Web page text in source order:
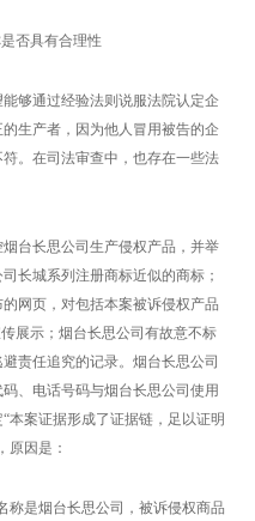
否具有合理性
够通过经验法则说服法院认定企
生产者，因为他人冒用被告的企
。在司法审查中，也存在一些法
台长思公司生产侵权产品，并举
长城系列注册商标近似的商标；
网页，对包括本案被诉侵权产品
展示；烟台长思公司有故意不标
责任追究的记录。烟台长思公司
、电话号码与烟台长思公司使用
本案证据形成了证据链，足以证明
原因是：
是烟台长思公司，被诉侵权商品